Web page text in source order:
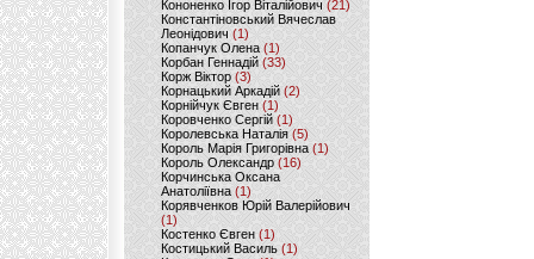
Кононенко Ігор Віталійович (21)
Константіновський Вячеслав
Леонідович (1)
Копанчук Олена (1)
Корбан Геннадій (33)
Корж Віктор (3)
Корнацький Аркадій (2)
Корнійчук Євген (1)
Коровченко Сергій (1)
Королевська Наталія(5)
Король Марія Григорівна (1)
Король Олександр (16)
Корчинська Оксана
Анатоліївна (1)
Корявченков Юрій Валерійович
(1)
Костенко Євген (1)
Костицький Василь (1)